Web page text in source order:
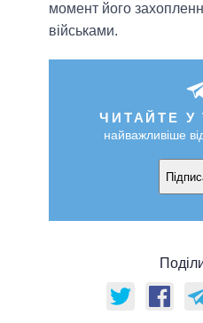
момент його
військами.
ЧИТАЙТЕ У
найважливіше